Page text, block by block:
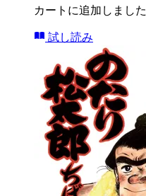
カートに追加しました
試し読み